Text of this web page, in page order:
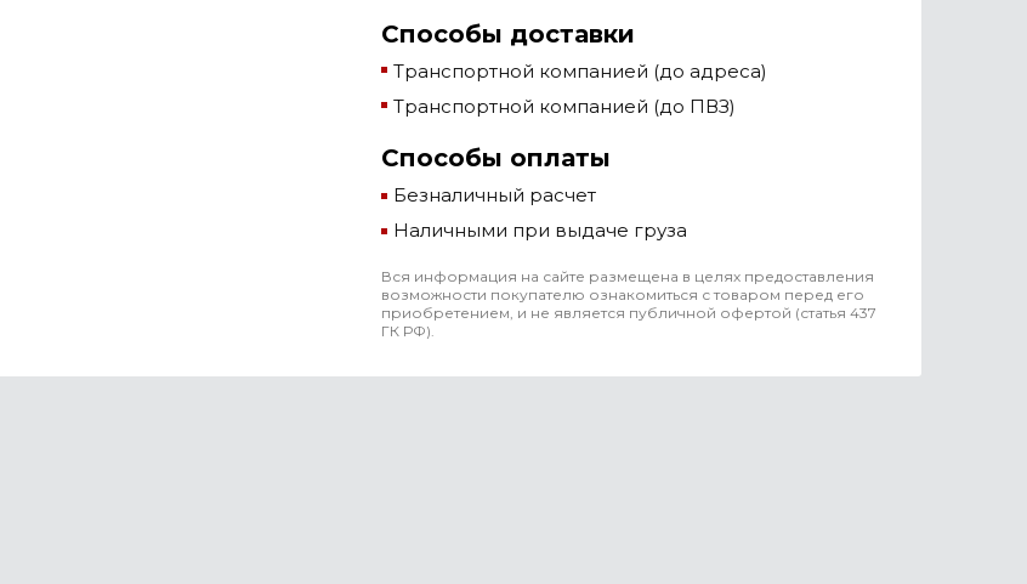
Способы доставки
Транспортной компанией (до адреса)
Транспортной компанией (до ПВЗ)
Способы оплаты
Безналичный расчет
Наличными при выдаче груза
Вся информация на сайте размещена в целях предоставления
возможности покупателю ознакомиться с товаром перед его
приобретением, и не является публичной офертой (статья 437
ГК РФ).